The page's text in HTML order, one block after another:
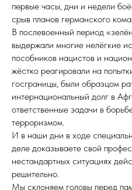
первые часы, дни и недели
срыв планов германского
В послевоенный период
выдержали многие нелёгкие
пособников нацистов и
жёстко реагировали на
госграницы, были образцом
интернациональный долг в
ответственные задачи в
терроризмом.
И в наши дни в ходе
деле доказываете свой
нестандартных ситуациях
решительно.
Мы склоняем головы перед